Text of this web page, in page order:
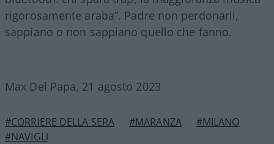
rigorosamente araba”. Padre non perdonarli,
sappiano o non sappiano quello che fanno.
Max Del Papa, 21 agosto 2023
#CORRIERE DELLA SERA #MARANZA
#MILANO
#NAVIGLI